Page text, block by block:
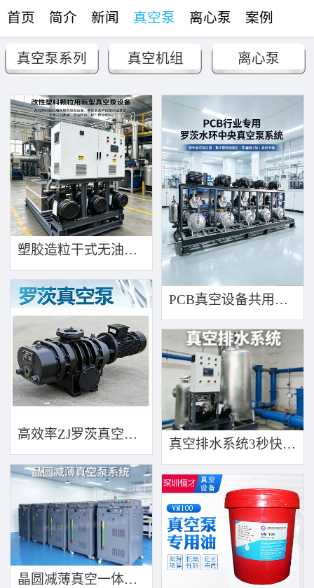
首页 简介 新闻 真空泵 离心泵 案例
联络
真空泵系列 真空机组 离心泵
塑胶造粒干式无油真空泵系统带动多条产线集中抽真空环保节能
PCB真空设备共用管道集中抽真空中央真空泵系统
高效率ZJ罗茨真空泵 三叶轮结构 抽速快 真空度高
真空排水系统3秒快速引水可过滤沙石
晶圆减薄真空一体机360度万向轮，可以集中过滤粉尘